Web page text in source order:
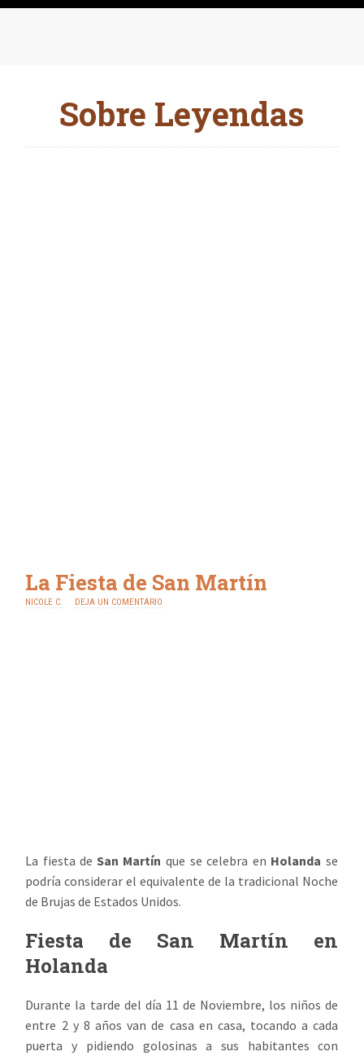
Sobre Leyendas
La Fiesta de San Martín
NICOLE C. DEJA UN COMENTARIO
La fiesta deSan Martín que se celebra en Holanda se
podría considerar el equivalente de la tradicional Noche
de Brujas de Estados Unidos.
Fiesta de San Martín en
Holanda
Durante la tarde del día 11 de Noviembre, los niños de
entre 2 y 8 años van de casa en casa, tocando a cada
puerta y pidiendo golosinas a sus habitantes con